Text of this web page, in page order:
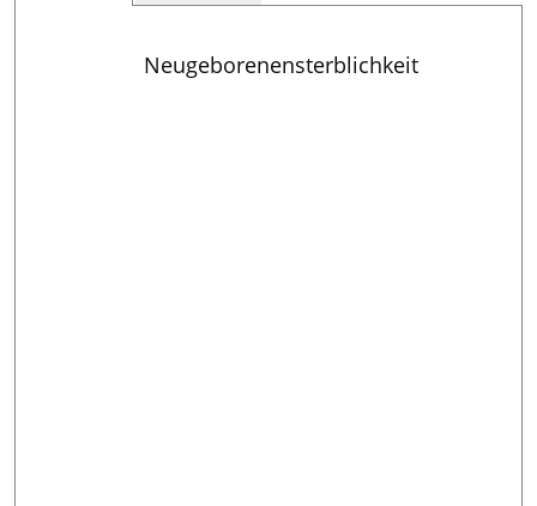
Neugeborenensterblichkeit